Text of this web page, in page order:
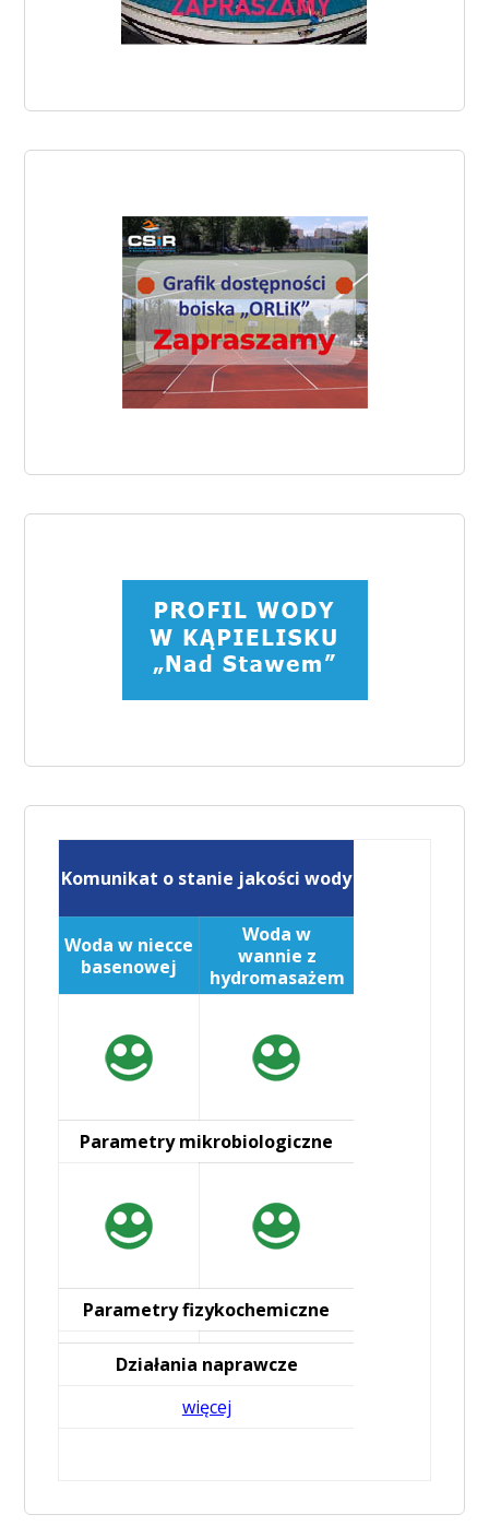
Komunikat o stanie jakości wody
Woda w niecce
basenowej
Woda w
wannie z
hydromasażem
Parametry mikrobiologiczne
Parametry fizykochemiczne
Działania naprawcze
więcej